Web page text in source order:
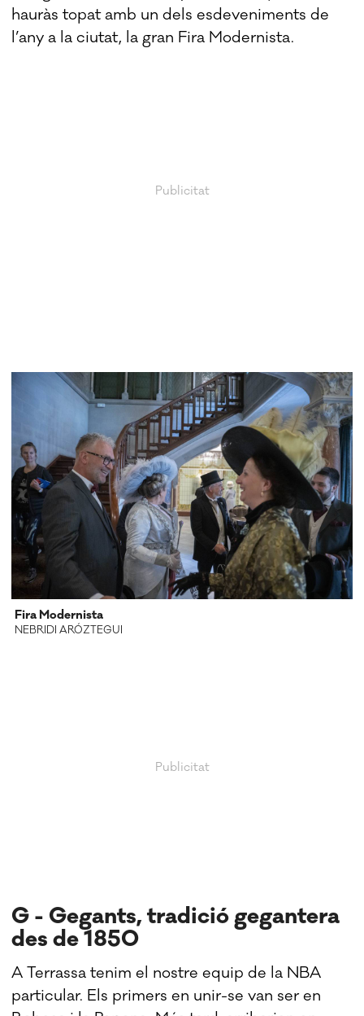
hauràs topat amb un dels esdeveniments de
l’any a la ciutat, la gran Fira Modernista.
Fira Modernista
NEBRIDI ARÓZTEGUI
G - Gegants, tradició gegantera
des de 1850
A Terrassa tenim el nostre equip de la NBA
particular. Els primers en unir-se van ser en